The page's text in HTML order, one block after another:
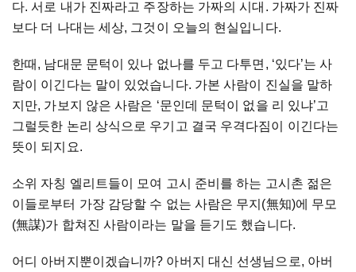
다. 서로 내가 진짜라고 주장하는 가짜의 시대. 가짜가 진짜
보다 더 나대는 세상, 그것이 오늘의 현실입니다.
한때, 남대문 문턱이 있나 없나를 두고 다투면, ‘있다’는 사
람이 이긴다는 말이 있었습니다. 가본 사람이 진실을 말하
지만, 가보지 않은 사람은 ‘문인데 문턱이 없을 리 있냐’고
그럴듯한 논리 상식으로 우기고 결국 우격다짐이 이긴다는
뜻이 되지요.
소위 자칭 엘리트들이 모여 고시 준비를 하는 고시촌 젊은
이들로부터 가장 감당할 수 없는 사람은 무지(無知)에 무모
(無謀)가 합쳐진 사람이라는 말을 듣기도 했습니다.
어디 아버지뿐이겠습니까? 아버지 대신 선생님으로, 아버